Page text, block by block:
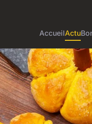
AccueilActu